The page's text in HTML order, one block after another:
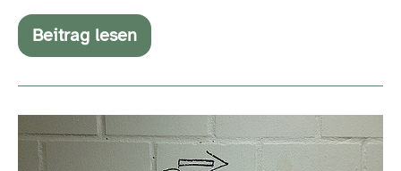
Beitrag lesen
Willkommen
Ordnung
Basisdemokratie
funktioniert,